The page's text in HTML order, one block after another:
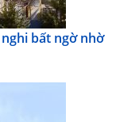
bất ngờ nhờ